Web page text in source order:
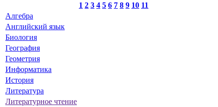
1 2 3 4 5 6 7 8 9 10 11
Алгебра
Английский язык
Биология
География
Геометрия
Информатика
История
Литература
Литературное чтение